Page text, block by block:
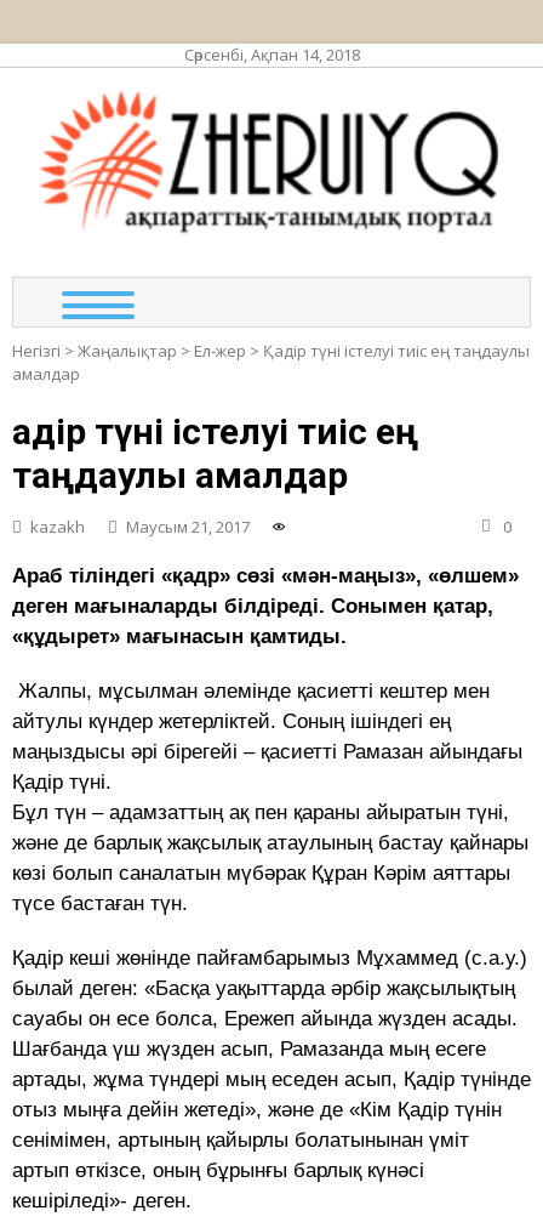
Сәрсенбі, Ақпан 14, 2018
Негізгі > Жаңалықтар > Ел-жер > Қадір түні істелуі тиіс ең таңдаулы
амалдар
Қадір түні істелуі тиіс ең
таңдаулы амалдар
kazakh Маусым 21, 2017 0
Араб тіліндегі «қадр» сөзі «мән-маңыз», «өлшем»
деген мағыналарды білдіреді. Сонымен қатар,
«құдырет» мағынасын қамтиды.
Жалпы, мұсылман әлемінде қасиетті кештер мен
айтулы күндер жетерліктей. Соның ішіндегі ең
маңыздысы әрі бірегейі – қасиетті Рамазан айындағы
Қадір түні.
Бұл түн – адамзаттың ақ пен қараны айыратын түні,
және де барлық жақсылық атаулының бастау қайнары
көзі болып саналатын мүбәрак Құран Кәрім аяттары
түсе бастаған түн.
Қадір кеші жөнінде пайғамбарымыз Мұхаммед (с.а.у.)
былай деген: «Басқа уақыттарда әрбір жақсылықтың
сауабы он есе болса, Ережеп айында жүзден асады.
Шағбанда үш жүзден асып, Рамазанда мың есеге
артады, жұма түндері мың еседен асып, Қадір түнінде
отыз мыңға дейін жетеді», және де «Кім Қадір түнін
сенімімен, артының қайырлы болатынынан үміт
артып өткізсе, оның бұрынғы барлық күнәсі
кешіріледі»- деген.